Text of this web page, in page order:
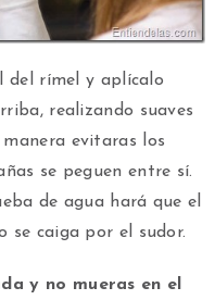
del rímel y aplícalo
realizando suaves
evitaras los
se peguen entre sí.
de agua hará que el
se caiga por el sudor.
y no mueras en el